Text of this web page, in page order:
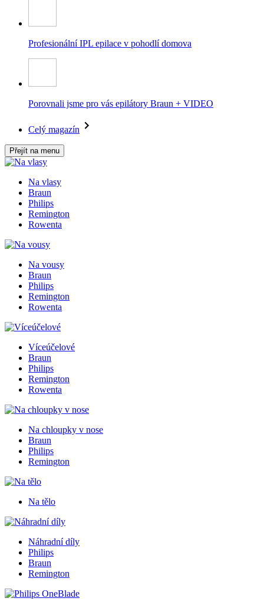
Profesionální IPL epilace v pohodlí domova
Porovnali jsme pro vás epilátory Braun + VIDEO
Celý magazín
Přejít na menu
Na vlasy
Braun
Philips
Remington
Rowenta
Na vousy
Braun
Philips
Remington
Rowenta
Víceúčelové
Braun
Philips
Remington
Rowenta
Na chloupky v nose
Braun
Philips
Remington
Na tělo
Náhradní díly
Philips
Braun
Remington